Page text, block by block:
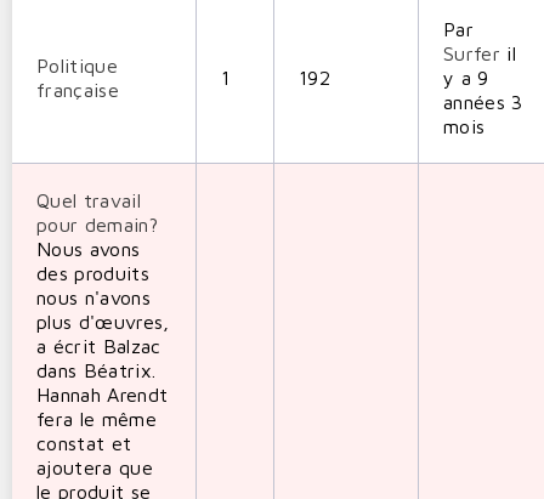
Aucun
nouveau
Politique
française
1 192
Par
Surfer il
y a 9
années 3
mois
Aucun
nouveau
message
Quel travail
pour demain?
Nous avons
des produits
nous n'avons
plus d'œuvres,
a écrit Balzac
dans Béatrix.
Hannah Arendt
fera le même
constat et
ajoutera que
le produit se